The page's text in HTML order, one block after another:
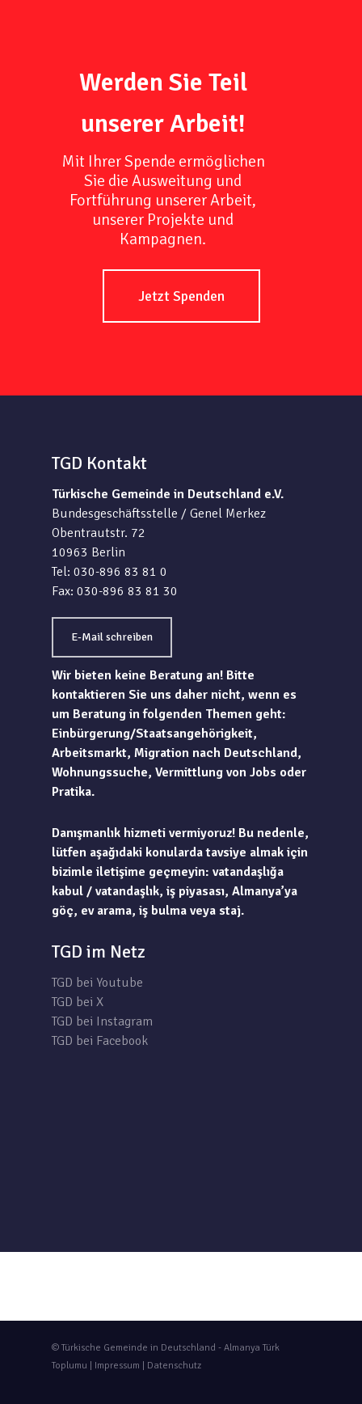
Werden Sie Teil
unserer Arbeit!
Mit Ihrer Spende ermöglichen
Sie die Ausweitung und
Fortführung unserer Arbeit,
unserer Projekte und
Kampagnen.
Jetzt Spenden
TGD Kontakt
Türkische Gemeinde in Deutschland e.V.
Bundesgeschäftsstelle / Genel Merkez
Obentrautstr. 72
10963 Berlin
Tel: 030-896 83 81 0
Fax: 030-896 83 81 30
E-Mail schreiben
Wir bieten keine Beratung an! Bitte
kontaktieren Sie uns daher nicht, wenn es
um Beratung in folgenden Themen geht:
Einbürgerung/Staatsangehörigkeit,
Arbeitsmarkt, Migration nach Deutschland,
Wohnungssuche, Vermittlung von Jobs oder
Pratika.
Danışmanlık hizmeti vermiyoruz! Bu nedenle,
lütfen aşağıdaki konularda tavsiye almak için
bizimle iletişime geçmeyin: vatandaşlığa
kabul / vatandaşlık, iş piyasası, Almanya’ya
göç, ev arama, iş bulma veya staj.
TGD im Netz
TGD bei Youtube
TGD bei X
TGD bei Instagram
TGD bei Facebook
© Türkische Gemeinde in Deutschland - Almanya Türk
Toplumu | Impressum Datenschutz